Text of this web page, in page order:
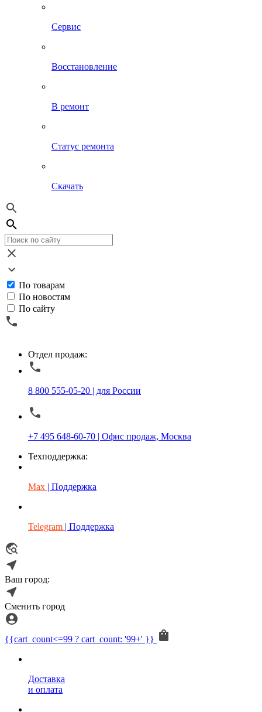
Сервис
Восстановление
В ремонт
Статус ремонта
Скачать
По товарам
По новостям
По сайту
Отдел продаж:
8 800 555-05-20 | для России
+7 495 648-60-70 | Офис продаж, Москва
Техподдержка:
Max | Поддержка
Telegram | Поддержка
Ваш город:
Сменить город
{{cart_count<=99 ? cart_count: '99+' }}
Доставка
и оплата